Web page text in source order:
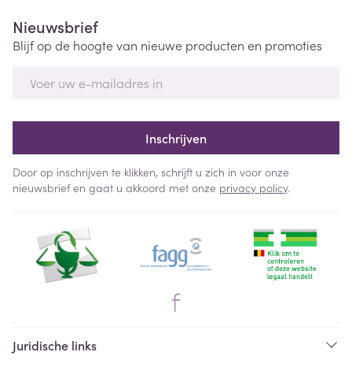
Nieuwsbrief
Blijf op de hoogte van nieuwe producten en promoties
Inschrijven
Door op inschrijven te klikken, schrijft u zich in voor onze
nieuwsbrief en gaat u akkoord met onze privacy policy.
Juridische links